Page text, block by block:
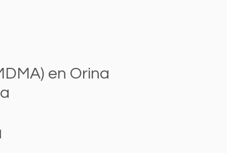
en Orina